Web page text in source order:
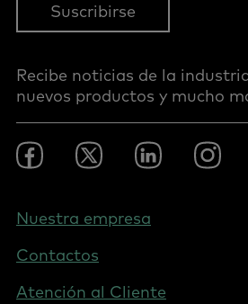
Suscribirse
Recibe noticias de la
nuevos productos y mucho
Footer
Social
Spain
FacebookTwitter LinkedIn
Footer
Spain
Nuestra empresa
Contactos
Atención al Cliente